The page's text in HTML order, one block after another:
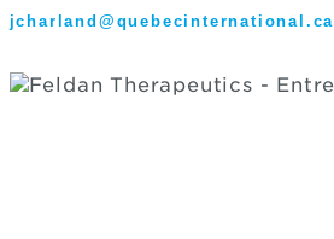
jcharland@quebecinternational.ca